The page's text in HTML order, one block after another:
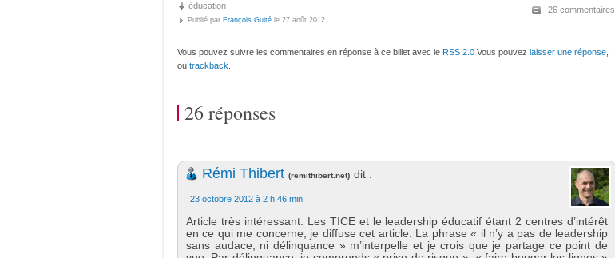
26 commentaires
éducation
Publié par François Guité le 27 août 2012
Vous pouvez suivre les commentaires en réponse à ce billet avec le RSS 2.0 Vous pouvez laisser une réponse
ou trackback
26 réponses
Rémi Thibert (remithibert.net) dit :
23 octobre 2012 à 2 h 46 min
Article très intéressant. Les TICE et le leadership éducatif étant 2 centres d’intérêt
en ce qui me concerne, je diffuse cet article. La phrase « il n’y a pas de leadership
sans audace, ni délinquance » m’interpelle et je crois que je partage ce point de